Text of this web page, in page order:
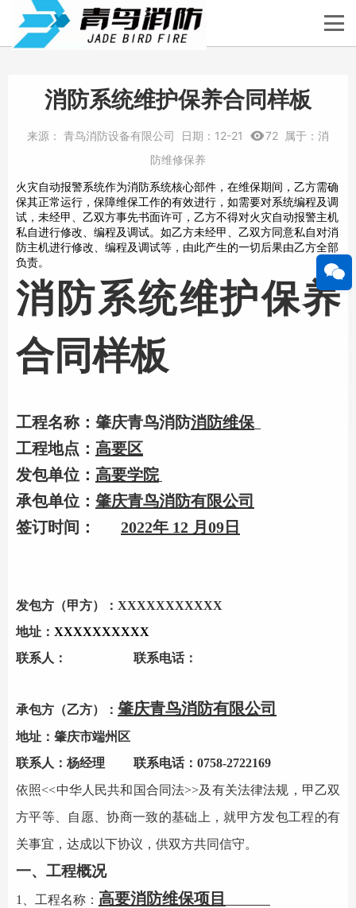
消防系统维护保养合同样板
来源： 青鸟消防设备有限公司 日期： 12-21 72 属于： 消
防维修保养
火灾自动报警系统作为消防系统核心部件，在维保期间，乙方需确
保其正常运行，保障维保工作的有效进行，如需要对系统编程及调
试，未经甲、乙双方事先书面许可，乙方不得对火灾自动报警主机
私自进行修改、编程及调试。如乙方未经甲、乙双方同意私自对消
防主机进行修改、编程及调试等，由此产生的一切后果由乙方全部
负责。
消 防系统维护保养
合同样板
工程名称：肇庆青鸟消防消防维保
工程地点： 高要区
发包单位： 高要学院
承包单位： 肇庆青鸟消防有限公司
签订时间：
2022年 12 月 09 日
发包方（甲方）： XXXXXXXXXXX
地址： XXXXXXXXXX
联系人：
联系电话：
承包方（乙方）： 肇庆青鸟消防有限公司
地址：肇庆市端州区
联系人：杨经理
联系电话：0758-2722169
依照<<中华人民共和国合同法>>及有关法律法规，甲乙双
方平等、自愿、协商一致的基础上，就甲方发包工程的有
关事宜，达成以下协议，供双方共同信守。
一、工程概况
1、 工程名称： 高要消防维保项目